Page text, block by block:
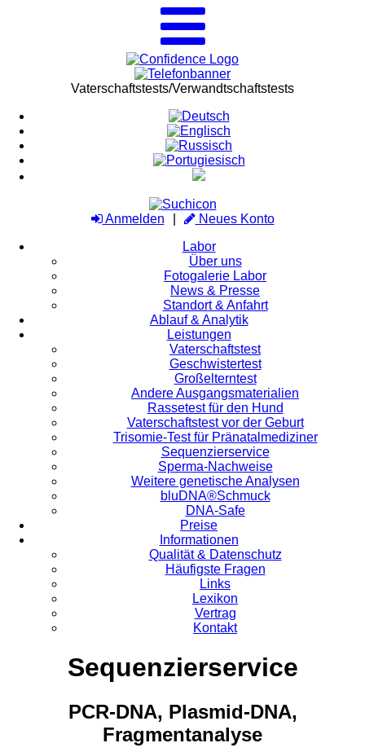
Vaterschaftstests/Verwandtschaftstests
Anmelden
Neues Konto
Labor
Über uns
Fotogalerie Labor
News & Presse
Standort & Anfahrt
Ablauf & Analytik
Leistungen
Vaterschaftstest
Geschwistertest
Großelterntest
Andere Ausgangsmaterialien
Rassetest für den Hund
Vaterschaftstest vor der Geburt
Trisomie-Test für Pränatalmediziner
Sequenzierservice
Sperma-Nachweise
Weitere genetische Analysen
bluDNA®Schmuck
DNA-Safe
Preise
Informationen
Qualität & Datenschutz
Häufigste Fragen
Links
Lexikon
Vertrag
Kontakt
Sequenzierservice
PCR-DNA, Plasmid-DNA,
Fragmentanalyse